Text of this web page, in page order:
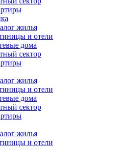
жилья
и отели
дома
сектор
жилья
и отели
дома
сектор
жилья
и отели